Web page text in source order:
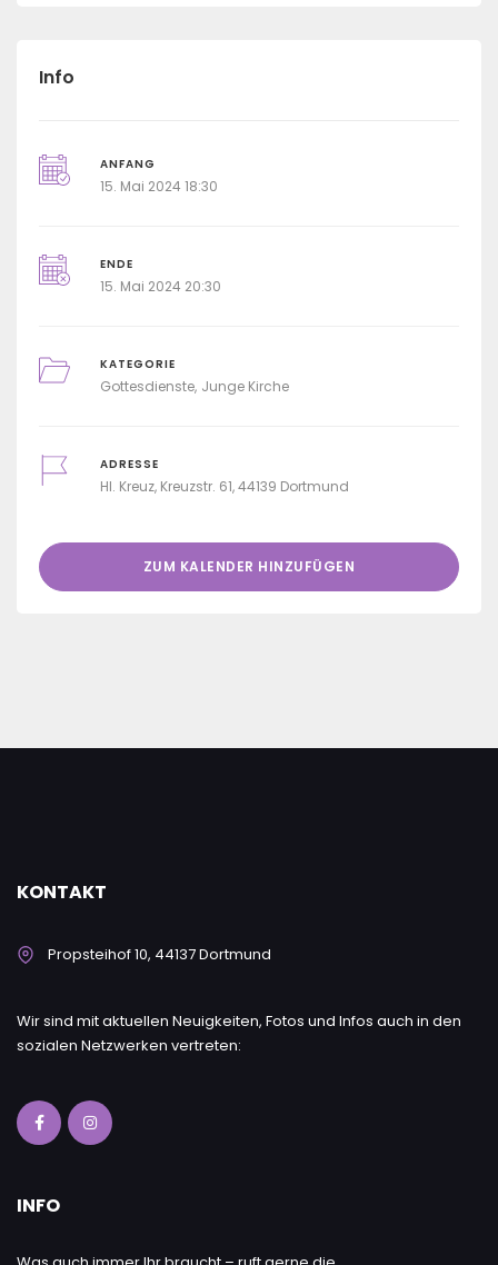
Info
ANFANG
15. Mai 2024 18:30
ENDE
15. Mai 2024 20:30
KATEGORIE
Gottesdienste Junge Kirche
ADRESSE
Hl. Kreuz, Kreuzstr. 61, 44139 Dortmund
ZUM KALENDER HINZUFÜGEN
KONTAKT
Propsteihof 10, 44137 Dortmund
Wir sind mit aktuellen Neuigkeiten, Fotos und Infos auch in den
sozialen Netzwerken vertreten:
INFO